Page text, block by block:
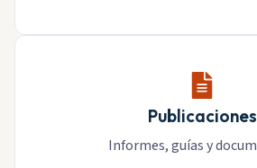
Publicaciones
Informes, guías y